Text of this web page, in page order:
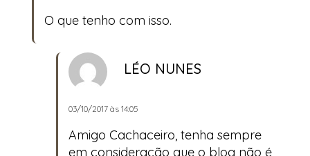
O que tenho com isso.
LÉO NUNES
03/10/2017 às 14:05
Amigo Cachaceiro, tenha sempre
em consideração que o blog não é